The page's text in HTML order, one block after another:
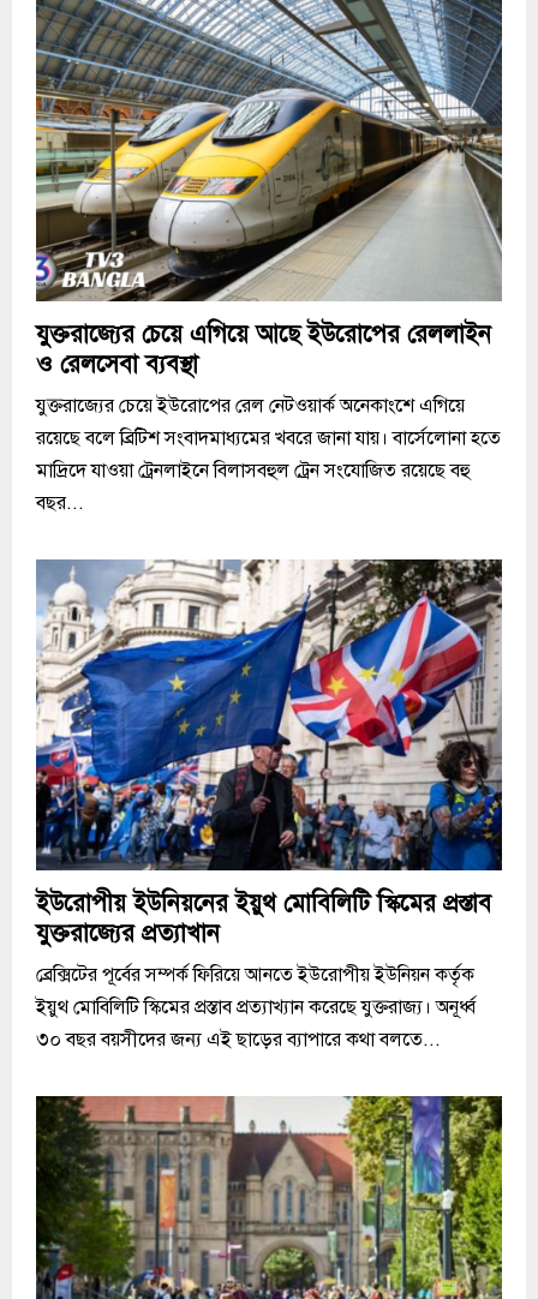
যুক্তরাজ্যের চেয়ে এগিয়ে আছে ইউরোপের রেললাইন
ও রেলসেবা ব্যবস্থা
যুক্তরাজ্যের চেয়ে ইউরোপের রেল নেটওয়ার্ক অনেকাংশে এগিয়ে
রয়েছে বলে ব্রিটিশ সংবাদমাধ্যমের খবরে জানা যায়। বার্সেলোনা হতে
মাদ্রিদে যাওয়া ট্রেনলাইনে বিলাসবহুল ট্রেন সংযোজিত রয়েছে বহু
বছর...
ইউরোপীয় ইউনিয়নের ইয়ুথ মোবিলিটি স্কিমের প্রস্তাব
যুক্তরাজ্যের প্রত্যাখান
ব্রেক্সিটের পূর্বের সম্পর্ক ফিরিয়ে আনতে ইউরোপীয় ইউনিয়ন কর্তৃক
ইয়ুথ মোবিলিটি স্কিমের প্রস্তাব প্রত্যাখ্যান করেছে যুক্তরাজ্য। অনূর্ধ্ব
৩০ বছর বয়সীদের জন্য এই ছাড়ের ব্যাপারে কথা বলতে...